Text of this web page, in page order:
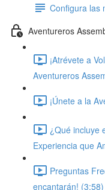
Configura las
Aventureros
¡Atrévete a
Aventureros
¡Únete a la
¿Qué incluye
Experiencia que
Preguntas
encantarán! (3:58)